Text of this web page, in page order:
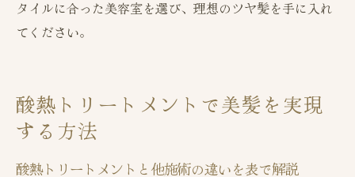
タイルに合った美容室を選び、理想のツヤ髪を手に入れ
てください。
酸熱トリートメントで美髪を実現
する方法
酸熱トリートメントと他施術の違いを表で解説